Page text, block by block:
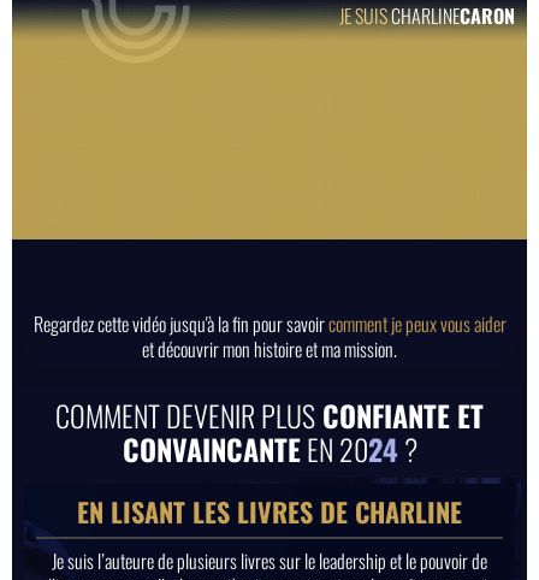
JE SUISCHARLINECARON
Regardez cette vidéo jusqu'à la fin pour savoircomment je peux vous aider
et découvrir mon histoire et ma mission.
COMMENT DEVENIR PLUSCONFIANTE ET
CONVAINCANTEEN 2024?
EN LISANT LES LIVRES DE CHARLINE
Je suis l’auteure de plusieurs livres sur le leadership et le pouvoir de